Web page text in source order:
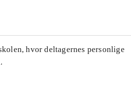
hvor deltagernes personlige